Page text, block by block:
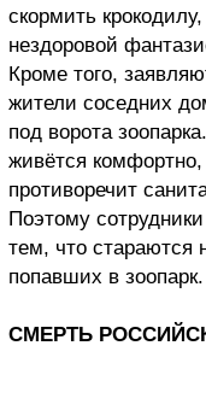
скормить
нездоровой
Кроме того,
жители соседних
под ворота
живётся
противоречит
Поэтому
тем, что стараются
попавших в зоопарк.
СМЕРТЬ